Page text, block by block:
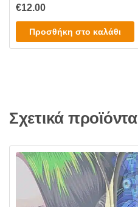
€12.00
Προσθήκη στο καλάθι
Σχετικά προϊόντα